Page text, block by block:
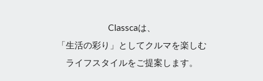
Classcaは、
「生活の彩り」としてクルマを楽しむ
ライフスタイルをご提案します。